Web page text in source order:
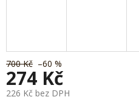
700 Kč –60 %
274 Kč
226 Kč bez DPH